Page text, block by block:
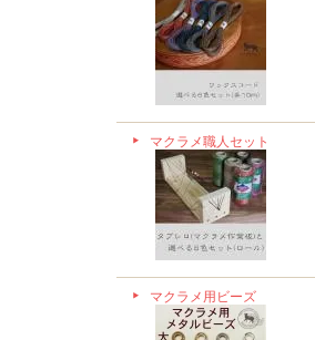
マクラメ職人セット
マクラメ用ビーズ